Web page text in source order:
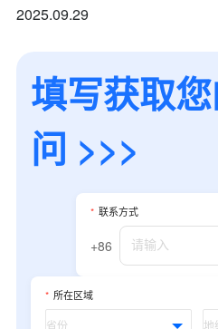
2025.09.29
填写获取
问 >>>
* 联系方式
+86
* 所在区域
+86
附加留言
预约
我是老客户，了